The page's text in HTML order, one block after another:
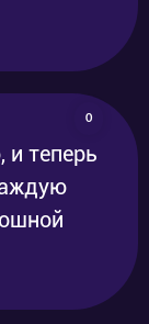
0
и теперь